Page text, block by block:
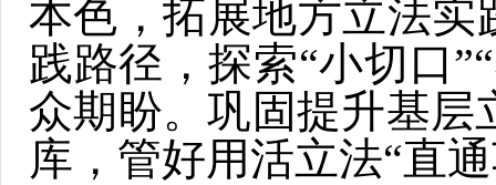
本色，拓展地方立法实
践路径，探索“小切口
众期盼。巩固提升基层
库，管好用活立法“直